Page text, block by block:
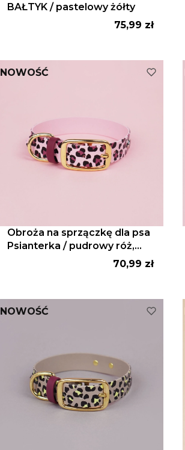
BAŁTYK / pastelowy żółty
Cena
75,99 zł
NOWOŚĆ
Obroża na sprzączkę dla psa
Psianterka / pudrowy róż,
Cena
70,99 zł
NOWOŚĆ